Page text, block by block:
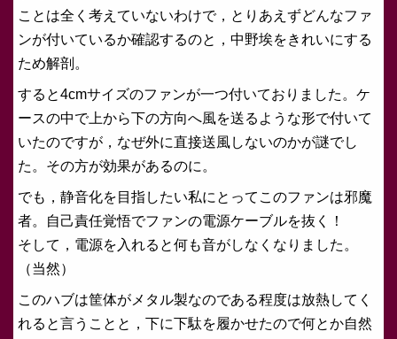
ことは全く考えていないわけで，とりあえずどんなファ
ンが付いているか確認するのと，中野埃をきれいにする
ため解剖。
すると4cmサイズのファンが一つ付いておりました。ケ
ースの中で上から下の方向へ風を送るような形で付いて
いたのですが，なぜ外に直接送風しないのかが謎でし
た。その方が効果があるのに。
でも，静音化を目指したい私にとってこのファンは邪魔
者。自己責任覚悟でファンの電源ケーブルを抜く！
そして，電源を入れると何も音がしなくなりました。
（当然）
このハブは筐体がメタル製なのである程度は放熱してく
れると言うことと，下に下駄を履かせたので何とか自然